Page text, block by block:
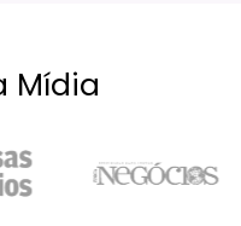
Mídia